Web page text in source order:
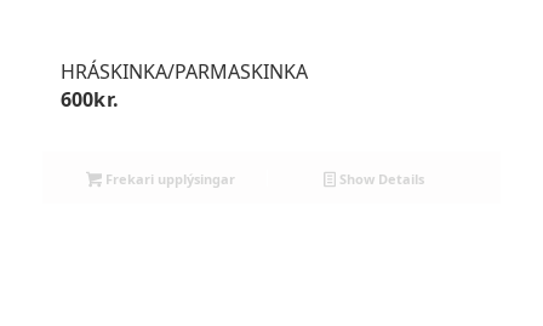
HRÁSKINKA/PARMASKINKA
600kr.
Frekari upplýsingar Show Details